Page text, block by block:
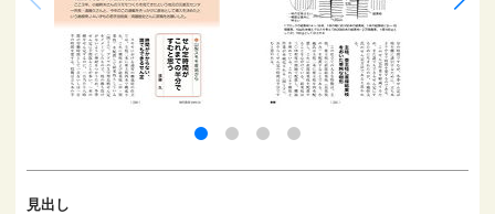
見出し